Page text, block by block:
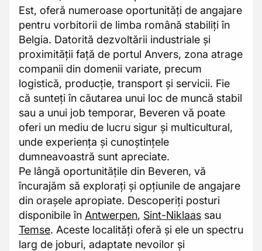
Est, oferă numeroase oportunități de angajare
pentru vorbitorii de limba română stabiliți în
Belgia. Datorită dezvoltării industriale și
proximității față de portul Anvers, zona atrage
companii din domenii variate, precum
logistică, producție, transport și servicii. Fie
că sunteți în căutarea unui loc de muncă stabil
sau a unui job temporar, Beveren vă poate
oferi un mediu de lucru sigur și multicultural,
unde experiența și cunoștințele
dumneavoastră sunt apreciate.
Pe lângă oportunitățile din Beveren, vă
încurajăm să explorați și opțiunile de angajare
din orașele apropiate. Descoperiți posturi
disponibile în Antwerpen, Sint-Niklaas sau
Temse. Aceste localități oferă și ele un spectru
larg de joburi, adaptate nevoilor și